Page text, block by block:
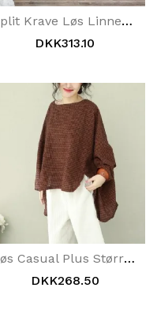
Split Krave Løs Linned Skjortekjole
DKK313.10
Løs Casual Plus Størrelse Rundhalset Plaid Bluse
DKK268.50